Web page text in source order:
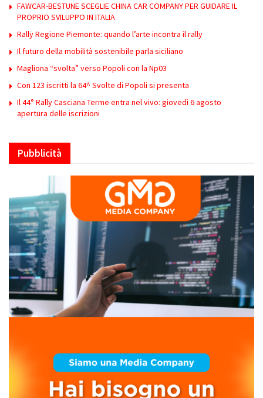
FAWCAR-BESTUNE SCEGLIE CHINA CAR COMPANY PER GUIDARE IL
PROPRIO SVILUPPO IN ITALIA
Rally Regione Piemonte: quando l’arte incontra il rally
Il futuro della mobilità sostenibile parla siciliano
Magliona “svolta” verso Popoli con la Np03
Con 123 iscritti la 64^ Svolte di Popoli si presenta
Il 44° Rally Casciana Terme entra nel vivo: giovedì 6 agosto
apertura delle iscrizioni
Pubblicità